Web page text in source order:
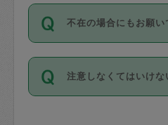
を依頼してください。
参考
【詳細】タス
写真を撮り、
詳細FAQ：
損害賠償
1. 直前キャンセル（
共通）
72時間を超える※と
料が発生します。
「お試し利用」とい
せんが、「一回のみ
とによって、気に入
まず、条件の合う気
不在の場合にもお願い
不在の場合の作業は
が必要です。数回の
ジさんと依頼者の間
注意しなくてはいけな